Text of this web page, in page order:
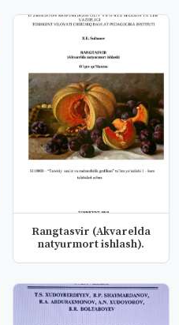
Rangtasvir (Akvarelda
natyurmort ishlash).